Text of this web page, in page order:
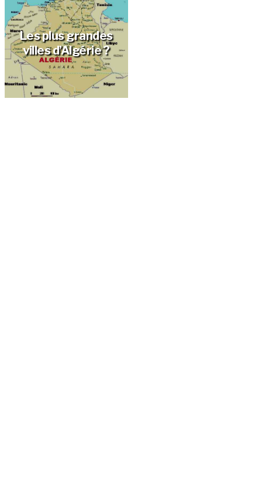
Les plus grandes
villes d’Algérie ?